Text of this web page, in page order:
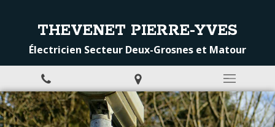
THEVENET PIERRE-YVES
Électricien Secteur Deux-Grosnes et Matour